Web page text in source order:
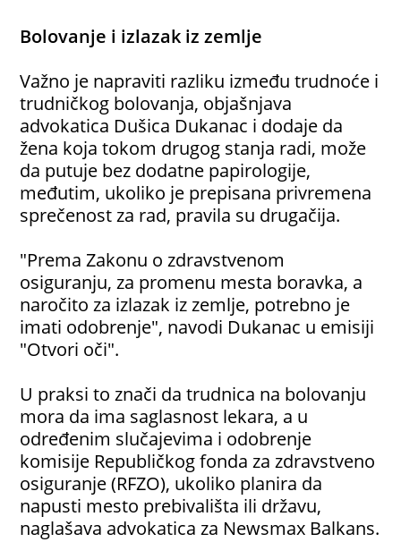
Bolovanje i izlazak iz zemlje
Važno je napraviti razliku između trudnoće i
trudničkog bolovanja, objašnjava
advokatica Dušica Dukanac i dodaje da
žena koja tokom drugog stanja radi, može
da putuje bez dodatne papirologije,
međutim, ukoliko je prepisana privremena
sprečenost za rad, pravila su drugačija.
"Prema Zakonu o zdravstvenom
osiguranju, za promenu mesta boravka, a
naročito za izlazak iz zemlje, potrebno je
imati odobrenje", navodi Dukanac u emisiji
"Otvori oči".
U praksi to znači da trudnica na bolovanju
mora da ima saglasnost lekara, a u
određenim slučajevima i odobrenje
komisije Republičkog fonda za zdravstveno
osiguranje (RFZO), ukoliko planira da
napusti mesto prebivališta ili državu,
naglašava advokatica za Newsmax Balkans.